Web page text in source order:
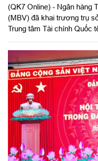
(QK7 Online) - Ngân hàng
(MBV) đã khai trương trụ
Trung tâm Tài chính Quốc
chính thức từ MBV khi
cho bước đồng hành cùng
phố. Đây cũng là công
năm Thành phố vinh dự
hướng tới cột mốc 30 năm
Quân đội (MB) có mặt tại